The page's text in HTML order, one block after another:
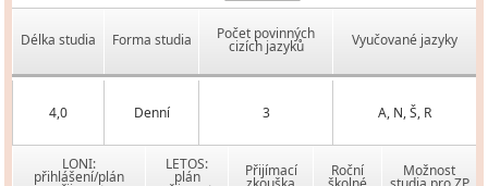
Délka studia Forma studia Počet povinných
cizích jazyků Vyučované jazyky
4,0 Denní 3 A, N, Š, R
LONI:
přihlášení/plán
LETOS:
plán Přijímací Roční Možnost